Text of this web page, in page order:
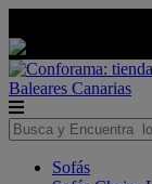
Baleares Canarias
Sofás